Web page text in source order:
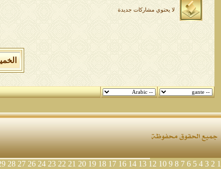
لا يحتوي مشاركات جديدة
الخميس 6 من اغسطس 2026 ,
1
2
3
4
5
6
7
8
9
10
12
13
14
16
17
18
19
20
21
22
23
24
26
27
28